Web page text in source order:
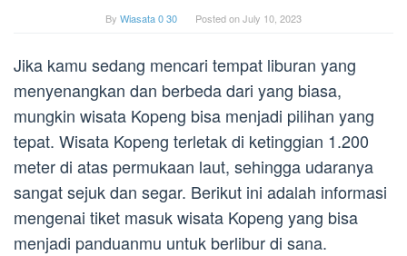
By Wiasata 0 30 Posted onJuly 10, 2023
Jika kamu sedang mencari tempat liburan yang
menyenangkan dan berbeda dari yang biasa,
mungkin wisata Kopeng bisa menjadi pilihan yang
tepat. Wisata Kopeng terletak di ketinggian 1.200
meter di atas permukaan laut, sehingga udaranya
sangat sejuk dan segar. Berikut ini adalah informasi
mengenai tiket masuk wisata Kopeng yang bisa
menjadi panduanmu untuk berlibur di sana.